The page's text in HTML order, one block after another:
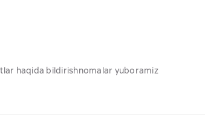
haqida bildirishnomalar yuboramiz